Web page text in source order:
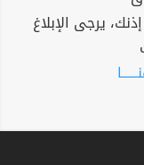
يرجى الإبلاغ